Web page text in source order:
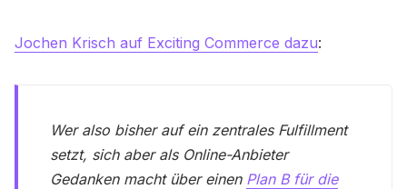
Jochen Krisch auf Exciting Commerce dazu:
Wer also bisher auf ein zentrales Fulfillment
setzt, sich aber als Online-Anbieter
Gedanken macht über einen Plan B für die